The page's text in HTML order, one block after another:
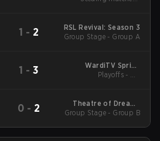
1 - 2
RSL Revival: Season 3
Group Stage - Group A
1 - 3
WardiTV Spring
Championship 2025
Playoffs - UB
0 - 2
Theatre of Dreams
2022
Group Stage - Group B